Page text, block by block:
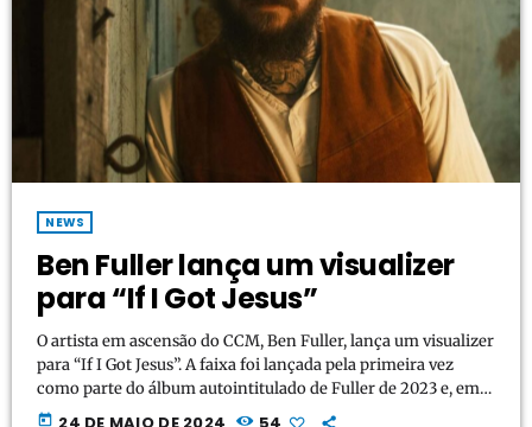
NEWS
Ben Fuller lança um visualizer
para “If I Got Jesus”
O artista em ascensão do CCM, Ben Fuller, lança um visualizer
para “If I Got Jesus”. A faixa foi lançada pela primeira vez
como parte do álbum autointitulado de Fuller de 2023 e, em
segundo lugar, como uma colaboração com a ex- finalista do
today